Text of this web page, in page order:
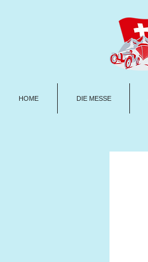
HOME DIE MESSE